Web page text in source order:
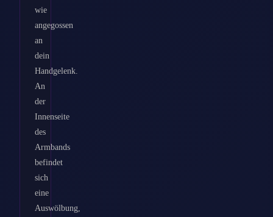
wie
angegossen
an
dein
Handgelenk.
An
der
Innenseite
des
Armbands
befindet
sich
eine
Auswölbung,